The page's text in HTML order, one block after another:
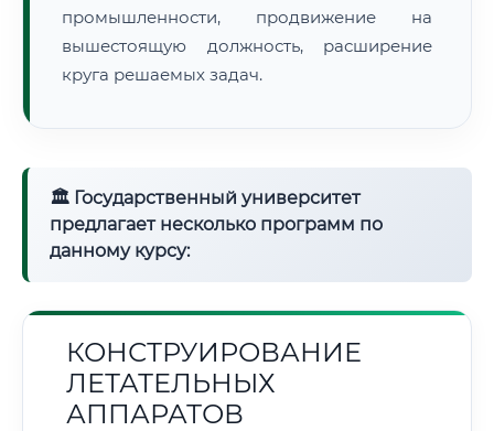
промышленности, продвижение на
вышестоящую должность, расширение
круга решаемых задач.
🏛 Государственный университет
предлагает несколько программ по
данному курсу:
КОНСТРУИРОВАНИЕ
ЛЕТАТЕЛЬНЫХ
АППАРАТОВ